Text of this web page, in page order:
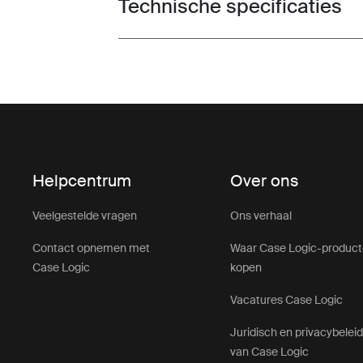
Technische specificaties
Helpcentrum
Veelgestelde vragen
Contact opnemen met
Case Logic
Over ons
Ons verhaal
Waar Case Logic-
kopen
Vacatures Case Logic
Juridisch en privacybeleid
van Case Logic